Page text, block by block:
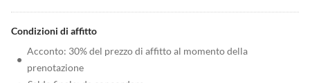
Condizioni di affitto
•
Acconto: 30% del prezzo di affitto al momento della
prenotazione